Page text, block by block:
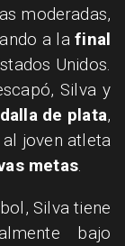
moderadas,
a lafinal
Unidos.
Silva y
de plata,
joven atleta
metas.
Silva tiene
bajo